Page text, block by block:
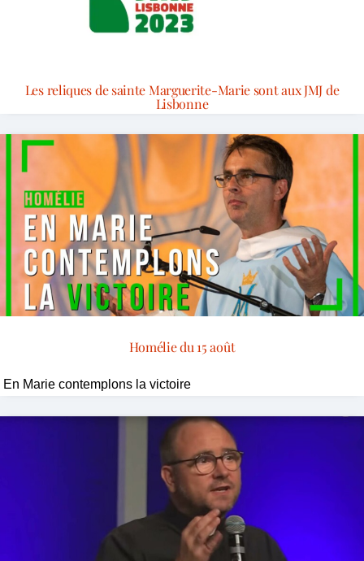
Les reliques de sainte Marguerite-Marie sont aux JMJ de
Lisbonne
Homélie du 15 août
En Marie contemplons la victoire